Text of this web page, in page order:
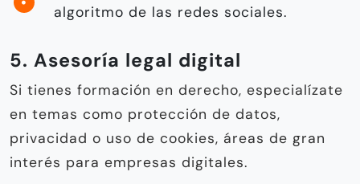
algoritmo de las redes sociales.
5. Asesoría legal digital
Si tienes formación en derecho, especialízate
en temas como protección de datos,
privacidad o uso de cookies, áreas de gran
interés para empresas digitales.